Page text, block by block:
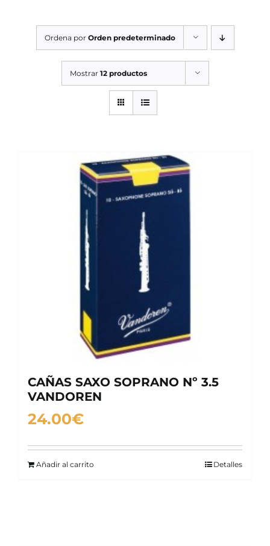
SERVICIOS TALLER
OCASIÓN
Ordena por Orden predeterminado
Mostrar 12 productos
CAÑAS SAXO SOPRANO Nº 3.5
VANDOREN
24.00€
Añadir al carrito Detalles